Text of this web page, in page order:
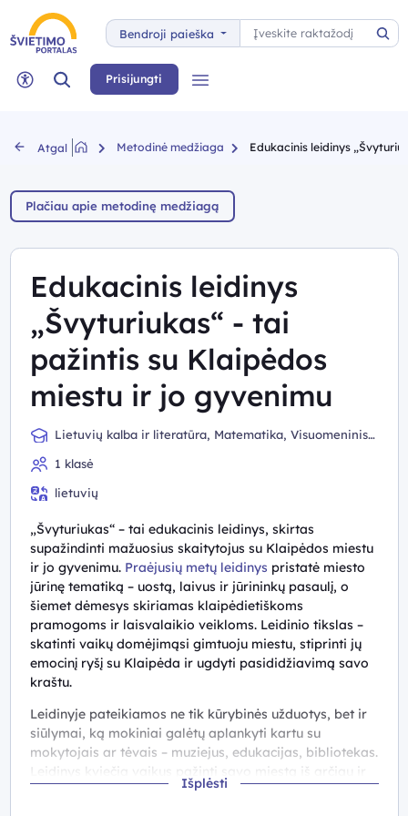
Bendroji paieška
Paieška
Neįgaliųjų rėžimas
Paieška Prisijungti
Atgal Metodinė medžiaga Edukacinis leidinys
Plačiau apie metodinę medžiagą
Edukacinis leidinys
„Švyturiukas“ - tai
pažintis su Klaipėdos
miestu ir jo gyvenimu
Lietuvių kalba ir literatūra, Matematika, Visuomeninis
1 klasė
lietuvių
Išplėsti
„Švyturiukas“ – tai edukacinis leidinys, skirtas
supažindinti mažuosius skaitytojus su Klaipėdos miestu
ir jo gyvenimu. Praėjusių metų leidinys pristatė miesto
jūrinę tematiką – uostą, laivus ir jūrininkų pasaulį, o
šiemet dėmesys skiriamas klaipėdietiškoms
pramogoms ir laisvalaikio veikloms. Leidinio tikslas –
skatinti vaikų domėjimąsi gimtuoju miestu, stiprinti jų
emocinį ryšį su Klaipėda ir ugdyti pasididžiavimą savo
kraštu.
Leidinyje pateikiamos ne tik kūrybinės užduotys, bet ir
siūlymai, ką mokiniai galėtų aplankyti kartu su
mokytojais ar tėvais – muziejus, edukacijas, bibliotekas.
Leidinys kviečia vaikus pažinti savo miestą iš arčiau ir
kurti gyvą ryšį su juo, ugdydamas jaunąją kartą –